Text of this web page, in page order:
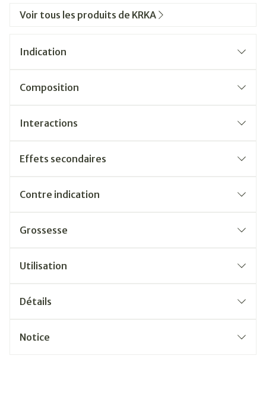
Voir tous les produits de KRKA
Indication
Composition
Interactions
Effets secondaires
Contre indication
Grossesse
Utilisation
Détails
Notice